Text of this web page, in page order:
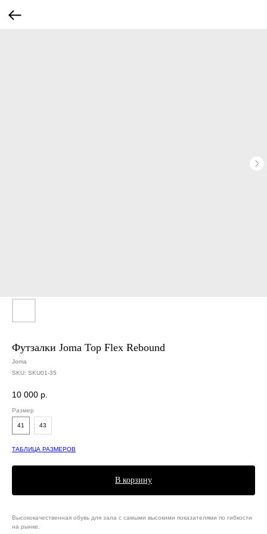
Футзалки Joma Top Flex Rebound
Joma
SKU: SKU01-35
10 000 р.
Размер
41 43
ТАБЛИЦА РАЗМЕРОВ
В корзину
Высококачественная обувь для зала с самыми высокими показателями по гибкости
на рынке.